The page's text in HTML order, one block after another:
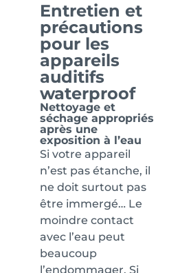
Entretien et
précautions
pour les
appareils
auditifs
waterproof
Nettoyage et
séchage appropriés
après une
exposition à l’eau
Si votre appareil
n’est pas étanche, il
ne doit surtout pas
être immergé… Le
moindre contact
avec l’eau peut
beaucoup
l’endommager. Si